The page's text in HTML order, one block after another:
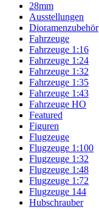
28mm
Ausstellungen
Dioramenzubehör
Fahrzeuge
Fahrzeuge 1:16
Fahrzeuge 1:24
Fahrzeuge 1:32
Fahrzeuge 1:35
Fahrzeuge 1:43
Fahrzeuge HO
Featured
Figuren
Flugzeuge
Flugzeuge 1:100
Flugzeuge 1:32
Flugzeuge 1:48
Flugzeuge 1:72
Flugzeuge 144
Hubschrauber